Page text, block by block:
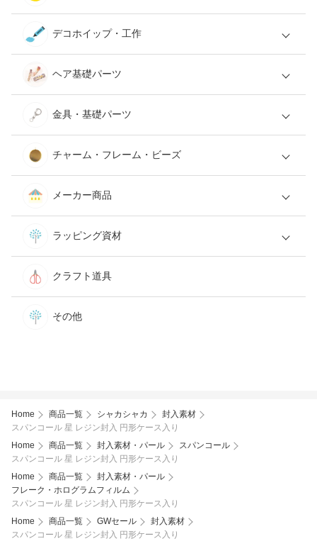
デコホイップ・工作
ヘア基礎パーツ
金具・基礎パーツ
チャーム・フレーム・ビーズ
メーカー商品
ラッピング資材
クラフト道具
その他
Home 商品一覧 シャカシャカ
封入素材
スパンコール 星 レジン封入 円形ケース入り
Home
商品一覧 封入素材・パール
スパンコール
スパンコール 星 レジン封入 円形ケース入り
Home
商品一覧
封入素材・パール
フレーク・ホログラムフィルム
スパンコール 星 レジン封入 円形ケース入り
Home
商品一覧 GWセール
封入素材
スパンコール 星 レジン封入 円形ケース入り